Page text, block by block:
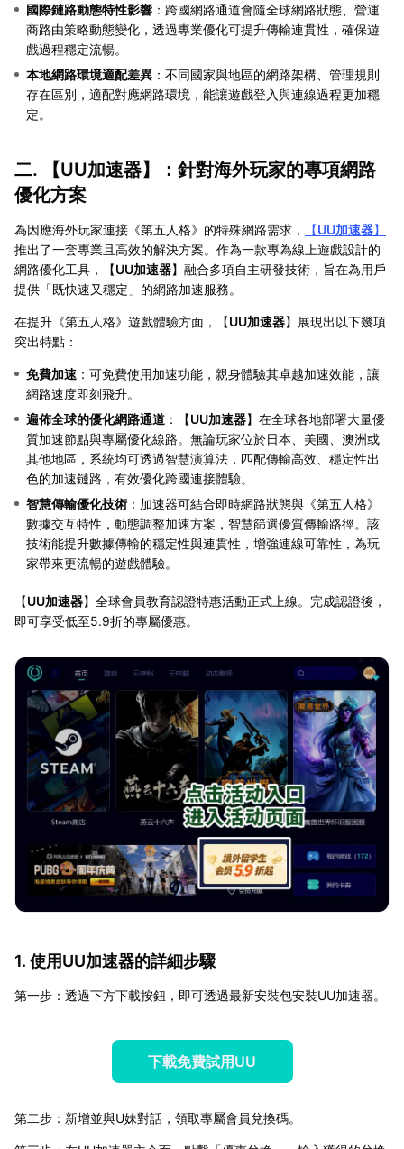
國際鏈路動態特性影響 ：跨國網路通道會隨全球網路狀態、營運
商路由策略動態變化，透過專業優化可提升傳輸連貫性，確保遊
戲過程穩定流暢。
本地網路環境適配差異 ：不同國家與地區的網路架構、管理規則
存在區別，適配對應網路環境，能讓遊戲登入與連線過程更加穩
定。
二. 【UU加速器】：針對海外玩家的專項網路
優化方案
為因應海外玩家連接《第五人格》的特殊網路需求， 【UU加速器】
推出了一套專業且高效的解決方案。作為一款專為線上遊戲設計的
網路優化工具，【UU加速器】融合多項自主研發技術，旨在為用戶
提供「既快速又穩定」的網路加速服務。
在提升《第五人格》遊戲體驗方面，【UU加速器】展現出以下幾項
突出特點：
免費加速 ：可免費使用加速功能，親身體驗其卓越加速效能，讓
網路速度即刻飛升。
遍佈全球的優化網路通道 ：【UU加速器】在全球各地部署大量優
質加速節點與專屬優化線路。無論玩家位於日本、美國、澳洲或
其他地區，系統均可透過智慧演算法，匹配傳輸高效、穩定性出
色的加速鏈路，有效優化跨國連接體驗。
智慧傳輸優化技術 ：加速器可結合即時網路狀態與《第五人格》
數據交互特性，動態調整加速方案，智慧篩選優質傳輸路徑。該
技術能提升數據傳輸的穩定性與連貫性，增強連線可靠性，為玩
家帶來更流暢的遊戲體驗。
【UU加速器】全球會員教育認證特惠活動正式上線。完成認證後，
即可享受低至5.9折的專屬優惠。
1. 使用UU加速器的詳細步驟
第一步：透過下方下載按鈕，即可透過最新安裝包安裝UU加速器。
下載免費試用UU
第二步：新增並與U妹對話，領取專屬會員兌換碼。